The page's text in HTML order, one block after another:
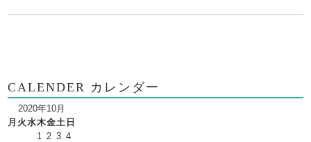
CALENDER カレンダー
2020年10月
月 火水木金土 日
1 2 3 4